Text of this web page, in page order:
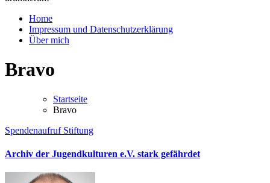
Home
Impressum und Datenschutzerklärung
Über mich
Bravo
Startseite
Bravo
Spendenaufruf Stiftung
Archiv der Jugendkulturen e.V. stark gefährdet